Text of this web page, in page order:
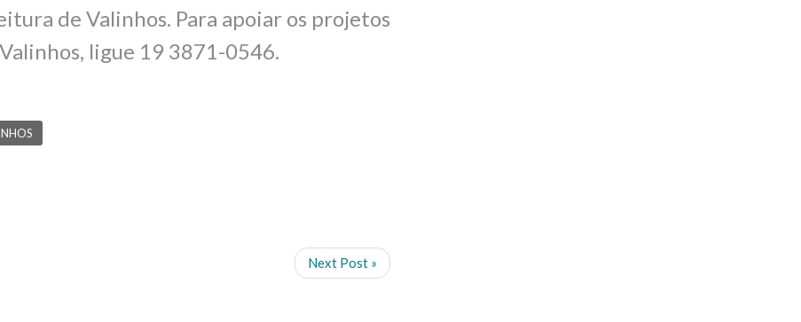
de Valinhos. Para apoiar os projetos
ligue 19 3871-0546.
Next Post »